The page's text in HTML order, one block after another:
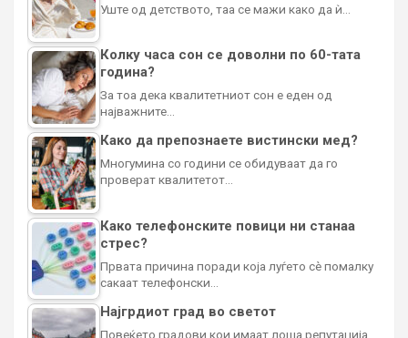
Уште од детството, таа се мажи како да ѝ…
Колку часа сон се доволни по 60-тата
година?
За тоа дека квалитетниот сон е еден од
најважните…
Како да препознаете вистински мед?
Многумина со години се обидуваат да го
проверат квалитетот…
Како телефонските повици ни станаа
стрес?
Првата причина поради која луѓето сè помалку
сакаат телефонски…
Најгрдиот град во светот
Повеќето градови кои имаат лоша репутација